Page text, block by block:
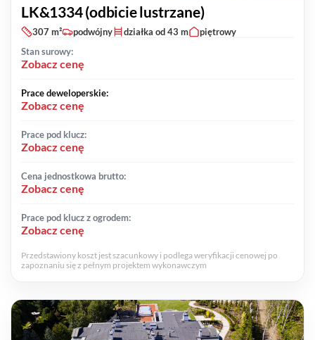
LK&1334 (odbicie lustrzane)
307 m² podwójny działka od 43 m
piętrowy
Stan surowy:
Zobacz cenę
Prace deweloperskie:
Zobacz cenę
Prace pod klucz:
Zobacz cenę
Cena jednostkowa brutto:
Zobacz cenę
Prace pod klucz z ogrodem:
Zobacz cenę
Przedstawiony koszt jest szacunkowy i podlega weryfikacji cenowej po
zapoznaniu się z pełnym projektem wykonawczym